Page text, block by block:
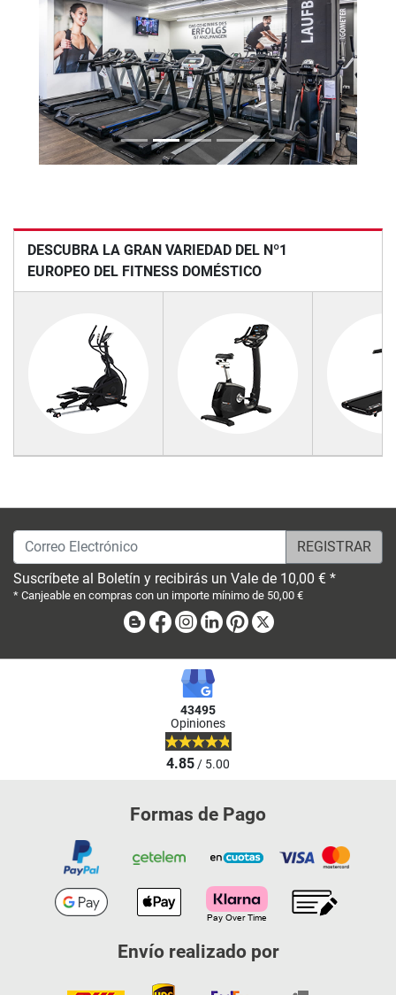
Previous
DESCUBRA LA GRAN VARIEDAD DEL Nº1
EUROPEO DEL FITNESS DOMÉSTICO
Correo Electrónico
Suscríbete al Boletín y recibirás un Vale de 10,00 € *
* Canjeable en compras con un importe mínimo de 50,00 €
BlogFacebook
Instagram
LinkedinPinterest
43495
Opiniones
4.85/ 5.00
Formas de Pago
Envío realizado por